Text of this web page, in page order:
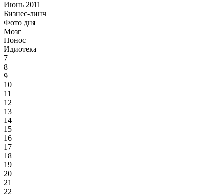
Июнь 2011
Бизнес-линч
Фото дня
Мозг
Понос
Идиотека
7
8
9
10
11
12
13
14
15
16
17
18
19
20
21
22